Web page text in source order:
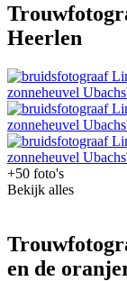
Heerlen
+50 foto's
Bekijk alles
en de